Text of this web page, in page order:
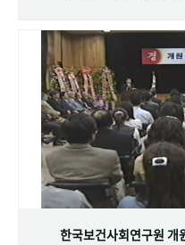
한국보건사회연구원